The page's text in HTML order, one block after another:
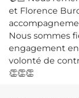
et Florence
Nous sommes
engagement
volonté de
👏👏👏